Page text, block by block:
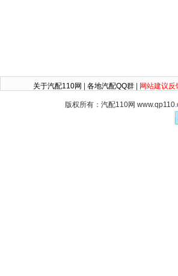
关于汽配110网 各地汽配QQ群 网站建议反
版权所有：汽配110网